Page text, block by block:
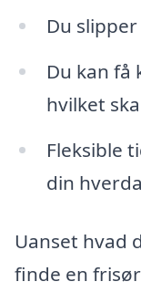
Du
Du kan få
hvilket
Fleksible
din
Uanset hvad
finde en